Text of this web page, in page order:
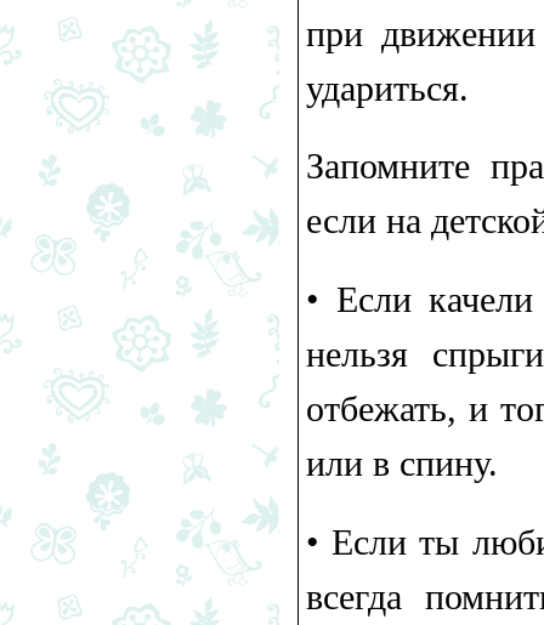
при движении
удариться.
Запомните
если на
•​ Если
нельзя
отбежать, и
или в спину.
•​ Если ты
всегда